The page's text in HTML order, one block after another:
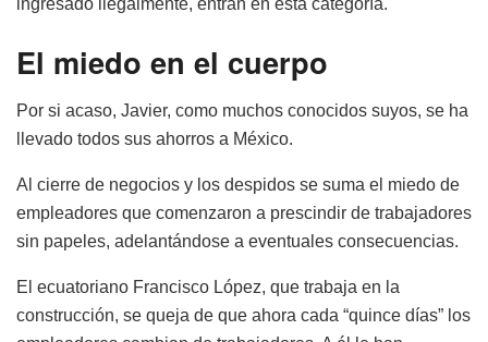
El miedo en el cuerpo
Por si acaso, Javier, como muchos conocidos suyos, se ha
llevado todos sus ahorros a México.
Al cierre de negocios y los despidos se suma el miedo de
empleadores que comenzaron a prescindir de trabajadores
sin papeles, adelantándose a eventuales consecuencias.
El ecuatoriano Francisco López, que trabaja en la
construcción, se queja de que ahora cada “quince días” los